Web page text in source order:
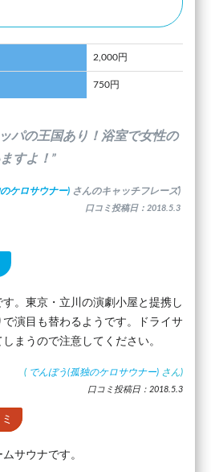
2,000円
750円
パの王国あり！浴室で女性の
すよ！”
ケロサウナー) さんのキャッチフレーズ)
口コミ投稿日：2018.5.3
。東京・立川の演劇小屋と提携し
演目も替わるようです。ドライサ
まうので注意してください。
( でんぼう(孤独のケロサウナー) さん)
口コミ投稿日：2018.5.3
サウナです。